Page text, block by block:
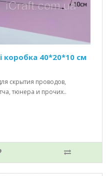
коробка 40*20*10 см
скрытия проводов,
тюнера и прочих..